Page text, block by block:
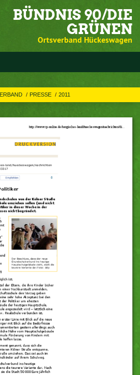
BÜNDNIS 90/DIE
GRÜNEN
Ortsverband Hückeswagen
PRESSE 2011